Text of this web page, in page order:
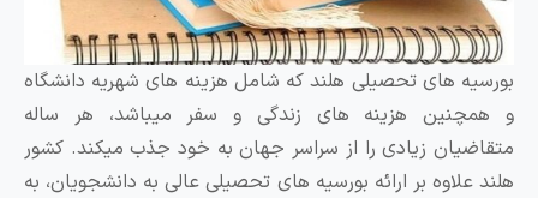
های تحصیلی هلند که شامل هزینه های شهریه دانشگاه
همچنین هزینه های زندگی و سفر میباشد، هر ساله
زیادی را از سراسر جهان به خود جذب میکند. کشور
علاوه بر ارائه بورسیه های تحصیلی عالی به دانشجویان، به